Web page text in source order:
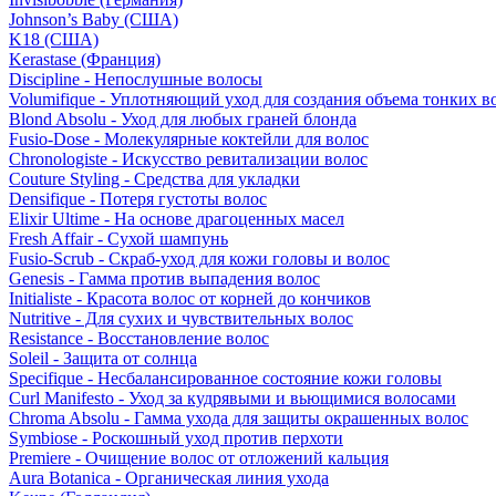
Johnson’s Baby (США)
K18 (США)
Kerastase (Франция)
Discipline - Непослушные волосы
Volumifique - Уплотняющий уход для создания объема тонких
Blond Absolu - Уход для любых граней блонда
Fusio-Dose - Молекулярные коктейли для волос
Chronologiste - Искусство ревитализации волос
Couture Styling - Средства для укладки
Densifique - Потеря густоты волос
Elixir Ultime - На основе драгоценных масел
Fresh Affair - Сухой шампунь
Fusio-Scrub - Скраб-уход для кожи головы и волос
Genesis - Гамма против выпадения волос
Initialiste - Красота волос от корней до кончиков
Nutritive - Для сухих и чувствительных волос
Resistance - Восстановление волос
Soleil - Защита от солнца
Specifique - Несбалансированное состояние кожи головы
Curl Manifesto - Уход за кудрявыми и вьющимися волосами
Chroma Absolu - Гамма ухода для защиты окрашенных волос
Symbiose - Роскошный уход против перхоти
Premiere - Очищение волос от отложений кальция
Aura Botanica - Органическая линия ухода